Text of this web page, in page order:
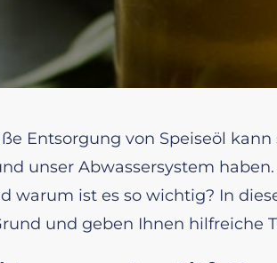
Entsorgung von Speiseöl
unser Abwassersystem
warum ist es so wichtig? In
und geben Ihnen hilfreiche